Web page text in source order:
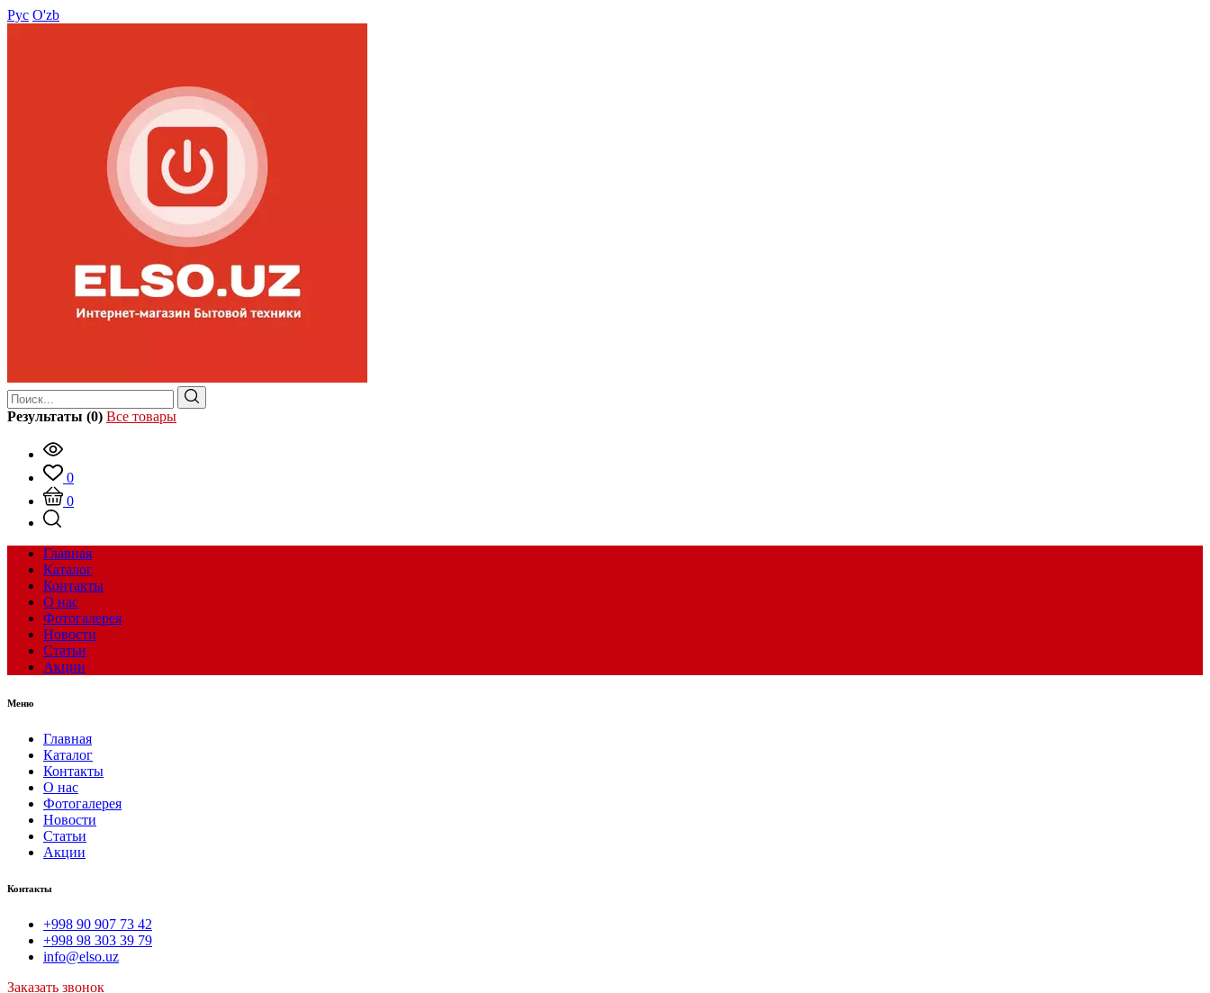
Рус O'zb
Результаты (0) Все товары
0
0
Главная
Каталог
Контакты
О нас
Фотогалерея
Новости
Статьи
Акции
Меню
Главная
Каталог
Контакты
О нас
Фотогалерея
Новости
Статьи
Акции
Контакты
+998 90 907 73 42
+998 98 303 39 79
info@elso.uz
Заказать звонок